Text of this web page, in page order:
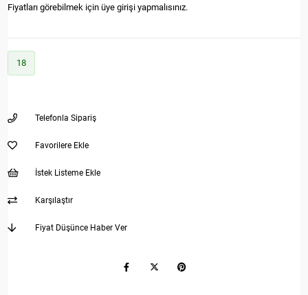
Fiyatları görebilmek için üye girişi yapmalısınız.
18
Telefonla Sipariş
Favorilere Ekle
İstek Listeme Ekle
Karşılaştır
Fiyat Düşünce Haber Ver